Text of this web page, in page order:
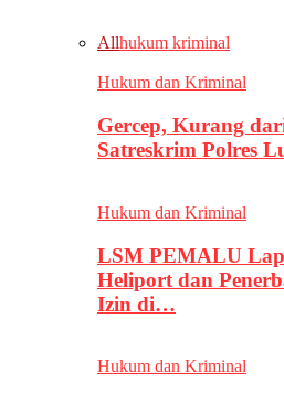
Allhukum kriminal
Hukum dan Kriminal
Gercep, Kurang
Satreskrim Polres
Hukum dan Kriminal
LSM PEMALU
Heliport dan
Izin di…
Hukum dan Kriminal